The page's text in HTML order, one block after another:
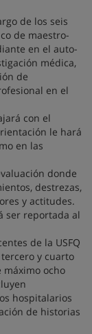
de los seis
de maestro-
en el auto-
médica,
de
en el
con el
le hará
en las
donde
destrezas,
y actitudes.
ser reportada al
de la USFQ
y cuarto
ocho
hospitalarios
de historias